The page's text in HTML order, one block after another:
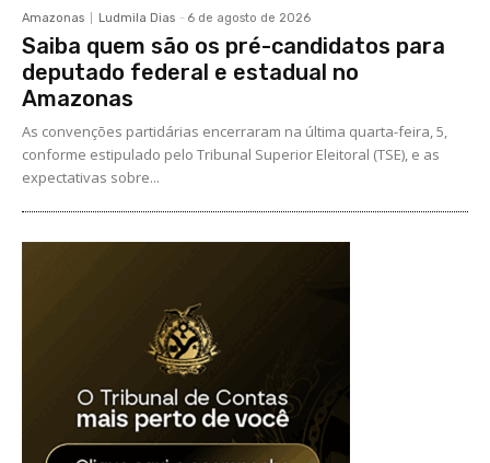
Amazonas Ludmila Dias - 6 de agosto de 2026
Saiba quem são os pré-candidatos para
deputado federal e estadual no
Amazonas
As convenções partidárias encerraram na última quarta-feira, 5,
conforme estipulado pelo Tribunal Superior Eleitoral (TSE), e as
expectativas sobre...